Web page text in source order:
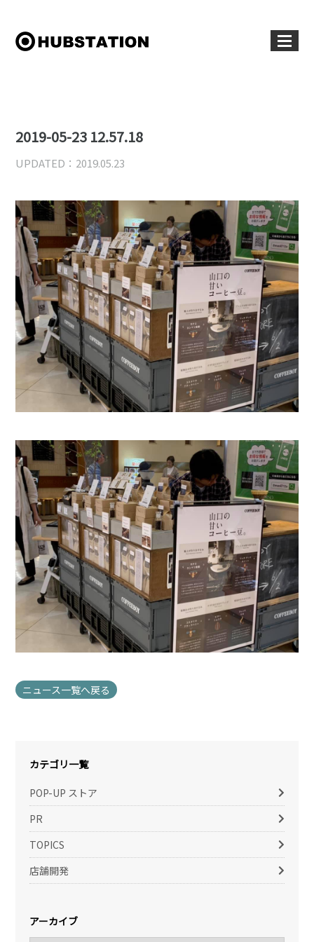
2019-05-23 12.57.18
UPDATED：2019.05.23
ニュース一覧へ戻る
カテゴリ一覧
POP-UP ストア
PR
TOPICS
店舗開発
アーカイブ